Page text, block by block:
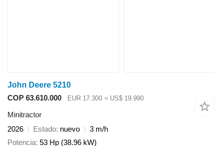
John Deere 5210
COP 63.610.000
EUR 17.300 ≈ US$ 19.990
Minitractor
2026
Estado nuevo
3 m/h
Potencia 53 Hp (38.96 kW)